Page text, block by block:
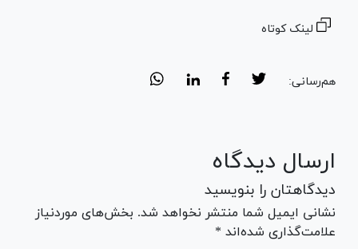
لینک کوتاه
هم‌رسانی:
ارسال دیدگاه
دیدگاهتان را بنویسید
نشانی ایمیل شما منتشر نخواهد شد. بخش‌های موردنیاز
علامت‌گذاری شده‌اند *